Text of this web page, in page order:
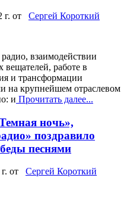
г. от Сергей Короткий
взаимодействии
работе в
и трансформации
на крупнейшем отраслевом
и Прочитать далее...
ночь»,
поздравило
песнями
от Сергей Короткий